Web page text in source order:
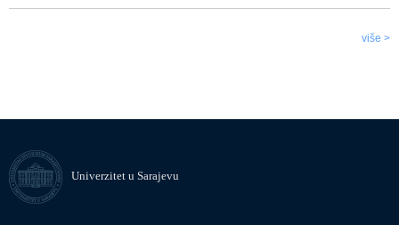
više >
Univerzitet u Sarajevu